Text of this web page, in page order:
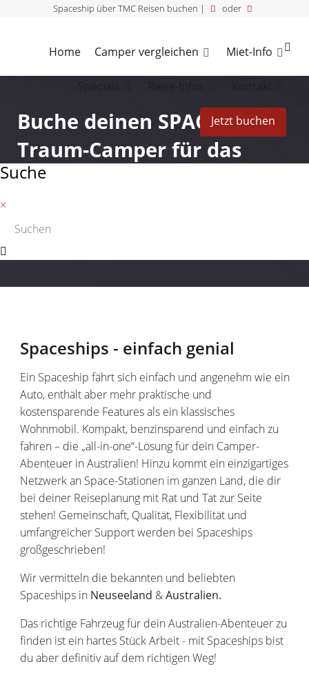
Spaceship über TMC Reisen buchen | oder
Home Camper vergleichen Miet-Info
Jetzt buchen
Suche
×
Buche deinen SPACESHIPS
Traum-Camper für das
ultimative Abenteuer in
Spaceships - einfach genial
Ein Spaceship fährt sich einfach und angenehm wie ein
Auto, enthält aber mehr praktische und
kostensparende Features als ein klassisches
Wohnmobil. Kompakt, benzinsparend und einfach zu
fahren – die „all-in-one“-Lösung für dein Camper-
Abenteuer in Australien! Hinzu kommt ein einzigartiges
Netzwerk an Space-Stationen im ganzen Land, die dir
bei deiner Reiseplanung mit Rat und Tat zur Seite
stehen! Gemeinschaft, Qualität, Flexibilität und
umfangreicher Support werden bei Spaceships
großgeschrieben!
Wir vermitteln die bekannten und beliebten
Spaceships in Neuseeland &Australien.
Das richtige Fahrzeug für dein Australien-Abenteuer zu
finden ist ein hartes Stück Arbeit - mit Spaceships bist
du aber definitiv auf dem richtigen Weg!